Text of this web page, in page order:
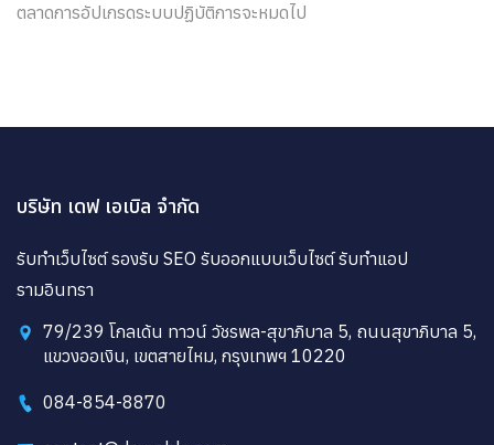
ตลาดการอัปเกรดระบบปฏิบัติการจะหมดไป
บริษัท เดฟ เอเบิล จำกัด
รับทำเว็บไซต์ รองรับ SEO รับออกแบบเว็บไซต์ รับทำแอป
รามอินทรา
79/239 โกลเด้น ทาวน์ วัชรพล-สุขาภิบาล 5, ถนนสุขาภิบาล 5,
แขวงออเงิน, เขตสายไหม, กรุงเทพฯ 10220
084-854-8870